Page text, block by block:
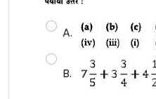
A.
B.